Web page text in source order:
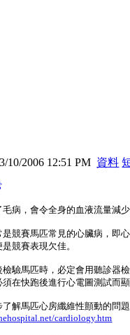
10/2006 12:51 PM 資料
毛病，會令全身的血液流量減
是競賽馬匹常見的心臟病，即
競賽表現欠佳。
檢驗馬匹時，必定會用聽診器
須在快跑後進行心電圖測試而
了解馬匹心房纖維性顫動的問
cardiology.htm